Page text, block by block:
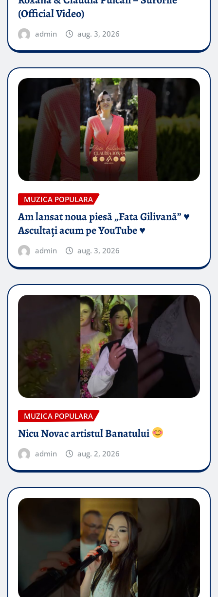
(Official Video)
admin aug. 3, 2026
MUZICA POPULARA
Am lansat noua piesă „Fata Gilivană” ♥️
Ascultați acum pe YouTube ♥️
admin aug. 3, 2026
MUZICA POPULARA
Nicu Novac artistul Banatului
admin aug. 2, 2026